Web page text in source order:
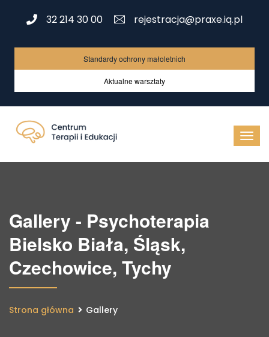
32 214 30 00 rejestracja@praxe.iq.pl
Standardy ochrony małoletnich
Aktualne warsztaty
Gallery - Psychoterapia
Bielsko Biała, Śląsk,
Czechowice, Tychy
Strona główna Gallery